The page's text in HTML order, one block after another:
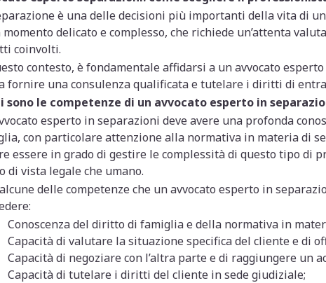
è una delle decisioni più importanti della vita di
delicato e complesso, che richiede un’attenta
coinvolti.
contesto, è fondamentale affidarsi a un avvocato
fornire una consulenza qualificata e tutelare i diritti di
sono le competenze di un avvocato esperto in
esperto in separazioni deve avere una profonda
con particolare attenzione alla normativa in materia di
essere in grado di gestire le complessità di questo tipo di
di vista legale che umano.
alcune delle competenze che un avvocato esperto in
Conoscenza del diritto di famiglia e della normativa in
Capacità di valutare la situazione specifica del cliente e di
Capacità di negoziare con l’altra parte e di raggiungere un
Capacità di tutelare i diritti del cliente in sede giudiziale;